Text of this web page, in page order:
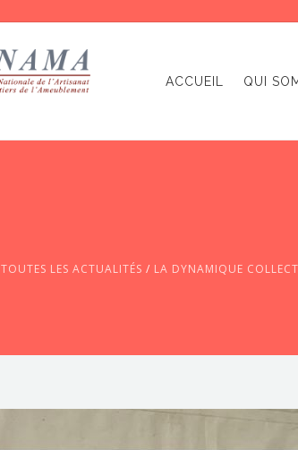
ACCUEIL QUI
TOUTES LES ACTUALITÉS / LA DYNAMIQUE